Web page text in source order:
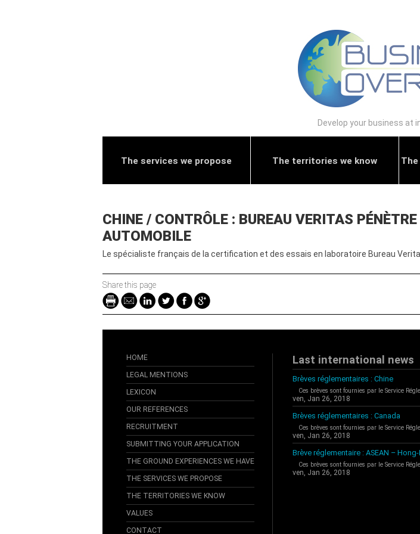
Develop your business at
The services we propose The territories we know
CHINE / CONTRÔLE : BUREAU VERITAS
AUTOMOBILE
Le spécialiste français de la certification et des essais en laboratoire Bureau
Share this page
HOME
LEGAL MENTIONS
LEXICON
OUR REFERENCES
RECRUITMENT
SUBMITTING YOUR APPLICATION
THE GROUND EXPERIENCES WE HAVE
THE SERVICES WE PROPOSE
THE TERRITORIES WE KNOW
VALUES
CONTACT
Last international news
Brèves réglementaires : Chine
Ces brèves sont fournies par le Service
ven, Jan 26, 2018
Brèves réglementaires : Canada
Ces brèves sont fournies par le Service
ven, Jan 26, 2018
Brève réglementaire : ASEAN –
Ces brèves sont fournies par le Service
ven, Jan 26, 2018